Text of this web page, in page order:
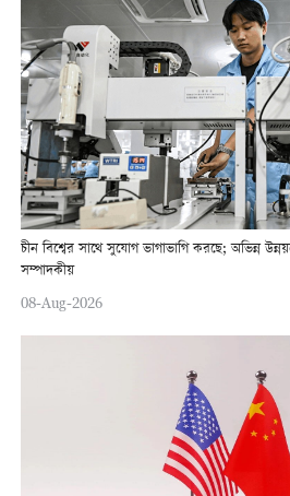
চীন বিশ্বের সাথে সুযোগ ভাগাভাগি করছে; অভিন্ন
সম্পাদকীয়
08-Aug-2026